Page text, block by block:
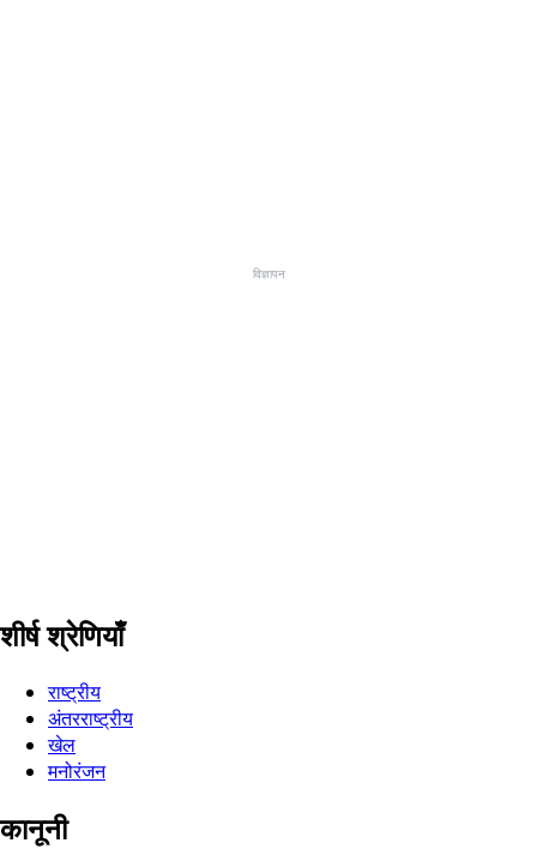
विज्ञापन
शीर्ष श्रेणियाँ
राष्ट्रीय
अंतरराष्ट्रीय
खेल
मनोरंजन
कानूनी